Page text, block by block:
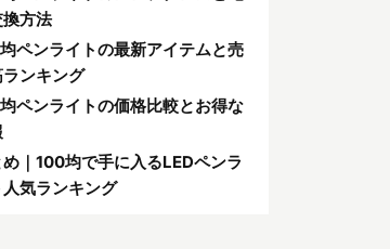
方法
ペンライトの最新アイテムと売
ンキング
ペンライトの価格比較とお得な
め｜100均で手に入るLEDペンラ
人気ランキング